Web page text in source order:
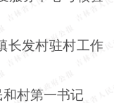
长发村驻村工作
村第一书记